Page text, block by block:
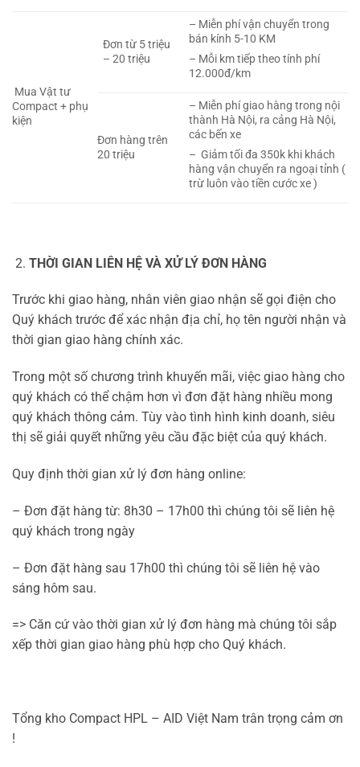
Mua Vật tư
Compact + phụ
kiện
Đơn từ 5 triệu
– 20 triệu
– Miễn phí vận chuyển trong
bán kính 5-10 KM
– Mỗi km tiếp theo tính phí
12.000đ/km
Đơn hàng trên
20 triệu
– Miễn phí giao hàng trong nội
thành Hà Nội, ra cảng Hà Nội,
các bến xe
– Giảm tối đa 350k khi khách
hàng vận chuyển ra ngoại tỉnh (
trừ luôn vào tiền cước xe )
THỜI GIAN LIÊN HỆ VÀ XỬ LÝ ĐƠN HÀNG
Trước khi giao hàng, nhân viên giao nhận sẽ gọi điện cho
Quý khách trước để xác nhận địa chỉ, họ tên người nhận và
thời gian giao hàng chính xác.
Trong một số chương trình khuyến mãi, việc giao hàng cho
quý khách có thể chậm hơn vì đơn đặt hàng nhiều mong
quý khách thông cảm. Tùy vào tình hình kinh doanh, siêu
thị sẽ giải quyết những yêu cầu đặc biệt của quý khách.
Quy định thời gian xử lý đơn hàng online:
– Đơn đặt hàng từ: 8h30 – 17h00 thì chúng tôi sẽ liên hệ
quý khách trong ngày
– Đơn đặt hàng sau 17h00 thì chúng tôi sẽ liên hệ vào
sáng hôm sau.
=> Căn cứ vào thời gian xử lý đơn hàng mà chúng tôi sắp
xếp thời gian giao hàng phù hợp cho Quý khách.
Tổng kho Compact HPL – AID Việt Nam trân trọng cảm ơn
!